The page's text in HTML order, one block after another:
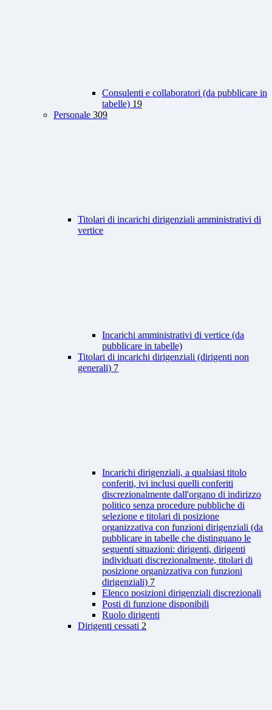
Consulenti e collaboratori (da pubblicare in
tabelle) 19
Personale 309
Titolari di incarichi dirigenziali amministrativi di
vertice
Incarichi amministrativi di vertice (da
pubblicare in tabelle)
Titolari di incarichi dirigenziali (dirigenti non
generali) 7
Incarichi dirigenziali, a qualsiasi titolo
conferiti, ivi inclusi quelli conferiti
discrezionalmente dall'organo di indirizzo
politico senza procedure pubbliche di
selezione e titolari di posizione
organizzativa con funzioni dirigenziali (da
pubblicare in tabelle che distinguano le
seguenti situazioni: dirigenti, dirigenti
individuati discrezionalmente, titolari di
posizione organizzativa con funzioni
dirigenziali) 7
Elenco posizioni dirigenziali discrezionali
Posti di funzione disponibili
Ruolo dirigenti
Dirigenti cessati 2